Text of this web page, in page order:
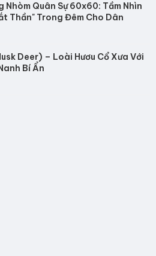
Nhòm Quân Sự 60x60: Tầm Nhìn
Thần" Trong Đêm Cho Dân
Deer) – Loài Hươu Cổ Xưa Với
Bí Ẩn